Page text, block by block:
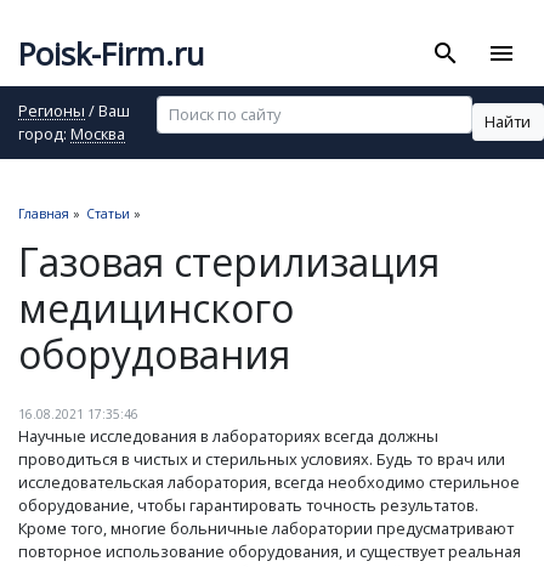
Poisk-Firm.ru search menu
Регионы / Ваш
город: Москва
Найти
Главная » Статьи »
Газовая стерилизация
медицинского
оборудования
16.08.2021 17:35:46
Научные исследования в лабораториях всегда должны
проводиться в чистых и стерильных условиях. Будь то врач или
исследовательская лаборатория, всегда необходимо стерильное
оборудование, чтобы гарантировать точность результатов.
Кроме того, многие больничные лаборатории предусматривают
повторное использование оборудования, и существует реальная